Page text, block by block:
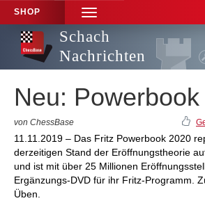
SHOP
TOGGLE
NAVIGATION
Schach
Nachrichten
Neu:
von ChessBase
11.11.2019 – Das Fritz Powerbook 2020
derzeitigen Stand der Eröffnungstheorie
und ist mit über 25 Millionen
Ergänzungs-DVD für ihr Fritz-Programm.
Üben.